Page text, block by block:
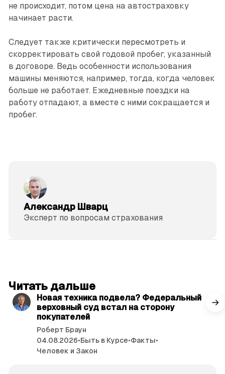
не происходит, потом цена на автостраховку
начинает расти.
Следует также критически пересмотреть и
скорректировать свой годовой пробег, указанный
в договоре. Ведь особенности использования
машины меняются, например, тогда, когда человек
больше не работает. Ежедневные поездки на
работу отпадают, а вместе с ними сокращается и
пробег.
Александр Шварц
Эксперт по вопросам страхования
Читать дальше
Новая техника подвела? Федеральный
верховный суд встал на сторону
покупателей
Роберт Браун
04.08.2026•Быть в Курсе•Факты•
Человек и Закон